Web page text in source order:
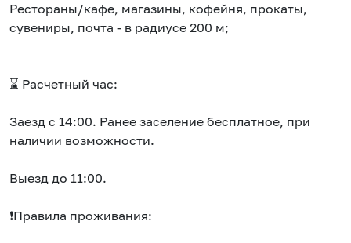
Рестораны/кафе, магазины, кофейня, прокаты,
сувениры, почта - в радиусе 200 м;
⌛ Расчетный час:
Заезд с 14:00. Ранее заселение бесплатное, при
наличии возможности.
Выезд до 11:00.
❗Правила проживания: